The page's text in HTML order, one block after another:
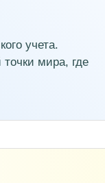
учета.
мира, где